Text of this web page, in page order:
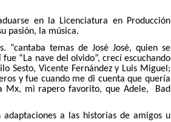
en la Licenciatura en Producción
pasión, la música.
“cantaba temas de José José, quien se
“La nave del olvido”, crecí escuchando
Sesto, Vicente Fernández y Luis Miguel;
y fue cuando me di cuenta que quería
Mx, mi rapero favorito, que Adele, Bad
a las historias de amigos u